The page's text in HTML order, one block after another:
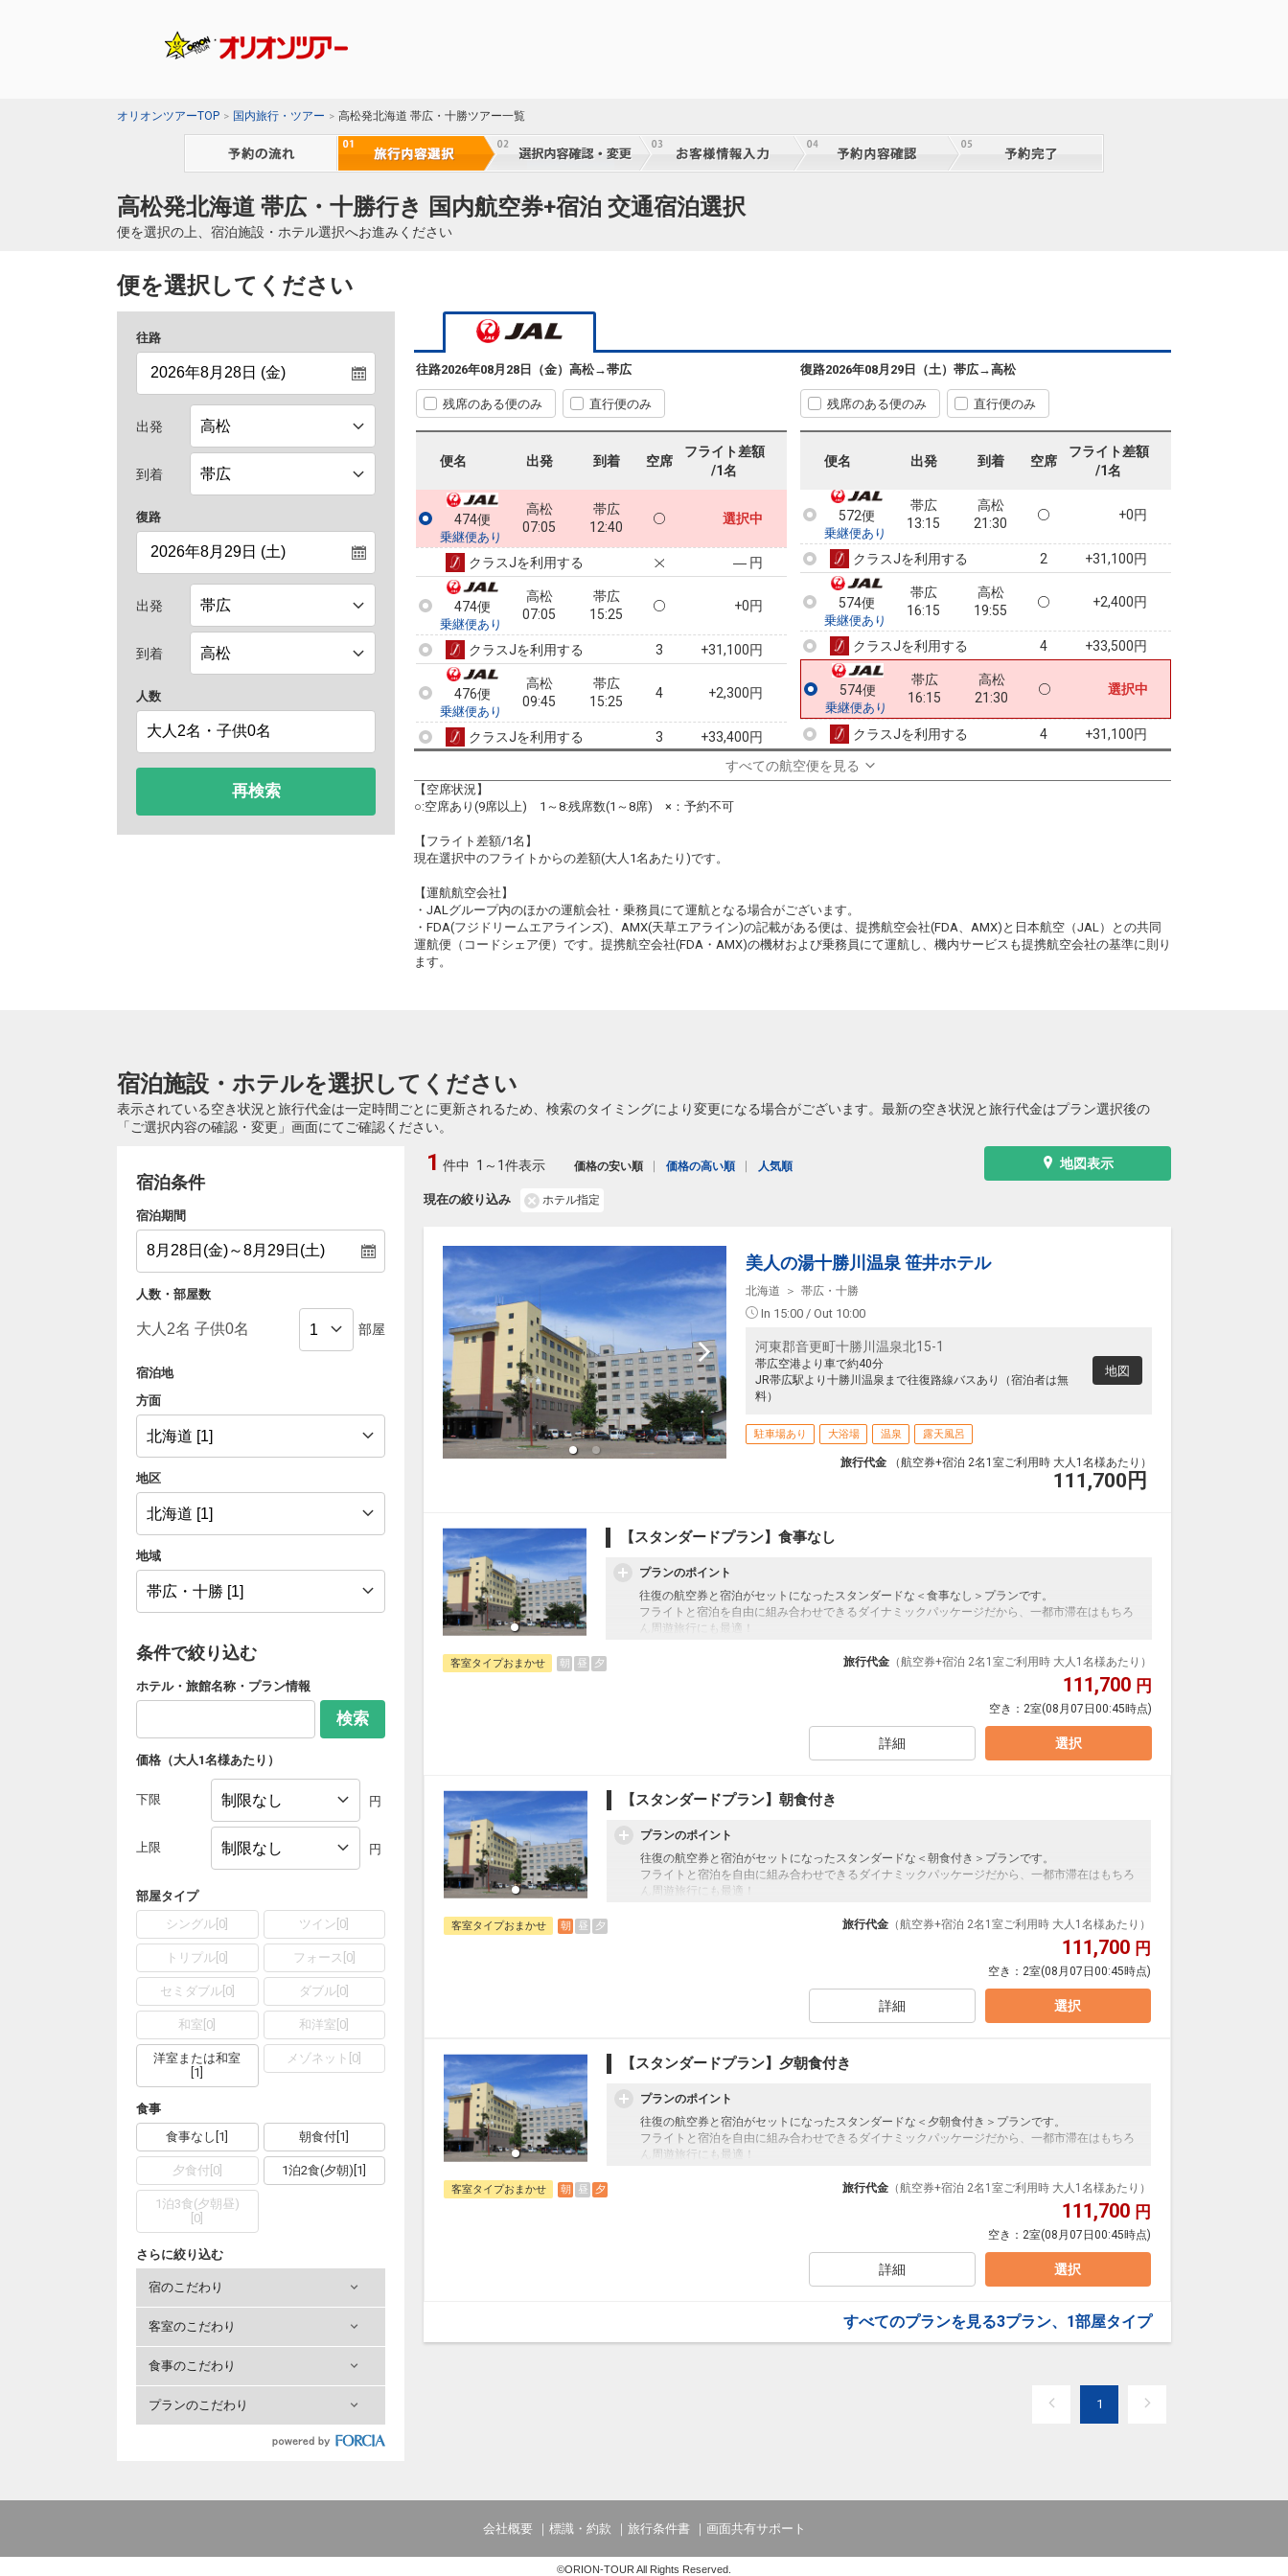
オリオンツアーTOP 国内旅行・ツアー 高松発北海道 帯広・十勝ツアー一覧
高松発北海道 帯広・十勝行き 国内航空券+宿泊 交通宿泊選択
便を選択の上、宿泊施設・ホテル選択へお進みください
便を選択してください
往路
出発
到着
復路
出発
到着
人数
再検索
往路2026年08月28日（金） 高松→帯広
残席のある便のみ 直行便のみ
便名 出発 到着 空席
フライト差額
/1名
474便
乗継便あり
高松
07:05
帯広
12:40
選択中
クラスJを利用する ― 円
474便
乗継便あり
高松
07:05
帯広
15:25
+0円
クラスJを利用する 3 +31,100円
476便
乗継便あり
高松
09:45
帯広
15:25
4 +2,300円
クラスJを利用する 3 +33,400円
478便
乗継便あり
3 +0円
478便
乗継便あり
高松
帯広
クラスJを利用する 4 +31,100円
480便
高松
帯広
+0円
クラスJを利用する
復路2026年08月29日（土） 帯広→高松
残席のある便のみ 直行便のみ
便名 出発 到着 空席
フライト差額
/1名
09:50
16:25
572便
帯広
13:15
高松
19:55
+2,400円
クラスJを利用する 3 +43,000円
572便
乗継便あり
帯広
13:15
高松
21:30
+0円
クラスJを利用する 2 +31,100円
574便
乗継便あり
帯広
16:15
高松
19:55
+2,400円
クラスJを利用する 4 +33,500円
574便
乗継便あり
帯広
16:15
高松
21:30
選択中
クラスJを利用する 4 +31,100円
すべての航空便を見る
【空席状況】
○:空席あり(9席以上) 1～8:残席数(1～8席) ×：予約不可
【フライト差額/1名】
現在選択中のフライトからの差額(大人1名あたり)です。
【運航航空会社】
・JALグループ内のほかの運航会社・乗務員にて運航となる場合がございます。
・FDA(フジドリームエアラインズ)、AMX(天草エアライン)の記載がある便は、提携航空会社(FDA、AMX)と日本航空（JAL）との共同
運航便（コードシェア便）です。提携航空会社(FDA・AMX)の機材および乗務員にて運航し、機内サービスも提携航空会社の基準に則り
ます。
宿泊施設・ホテルを選択してください
表示されている空き状況と旅行代金は一定時間ごとに更新されるため、検索のタイミングにより変更になる場合がございます。最新の空き状況と旅行代金はプラン選択後の
「ご選択内容の確認・変更」画面にてご確認ください。
宿泊条件
宿泊期間
人数・部屋数
部屋
宿泊地
方面
地区
地域
条件で絞り込む
ホテル・旅館名称・プラン情報
検索
価格（大人1名様あたり）
下限 円
上限 円
部屋タイプ
シングル 0 ツイン 0
トリプル 0 フォース 0]
セミダブル[ 0] ダブル 0
和室 0 和洋室 0
洋室または和室
1
メゾネット 0
食事
食事なし 1 朝食付 1
夕食付 0] 1泊2食(夕朝) 1
1泊3食(夕朝昼)
0
さらに絞り込む
宿のこだわり
客室のこだわり
食事のこだわり
プランのこだわり
地図表示
現在の絞り込み ホテル指定
1 件中 1～1件表示 価格の安い順 価格の高い順 人気順
美人の湯十勝川温泉 笹井ホテル
北海道 帯広・十勝
In 15:00 / Out 10:00
河東郡音更町十勝川温泉北15-1
帯広空港より車で約40分
JR帯広駅より十勝川温泉まで往復路線バスあり（宿泊者は無
料）
地図
駐車場あり 大浴場 温泉 露天風呂
旅行代金 （航空券+宿泊 2名1室ご利用時 大人1名様あたり）
111,700 円
【スタンダードプラン】食事なし
プランのポイント
往復の航空券と宿泊がセットになったスタンダードな＜食事なし＞プランです。
フライトと宿泊を自由に組み合わせできるダイナミックパッケージだから、一都市滞在はもちろ
ん周遊旅行にも最適！
フライトは、安心のJAL（またはJALグループ）確約！フライトマイル50%貯まります。
オプションでレンタカーや現地交通・体験プランなどの追加（同時予約）が可能なプランもござ
※施設使用料として3～5歳未就学児の添い寝のお子様は2,750円がかかります(現地払い)
客室タイプおまかせ 朝 昼 夕 旅行代金 （航空券+宿泊 2名1室ご利用時 大人1名様あたり）
111,700 円
空き： 2室(08月07日00:45時点)
詳細 選択
【スタンダードプラン】朝食付き
プランのポイント
往復の航空券と宿泊がセットになったスタンダードな＜朝食付き＞プランです。
フライトと宿泊を自由に組み合わせできるダイナミックパッケージだから、一都市滞在はもちろ
ん周遊旅行にも最適！
フライトは、安心のJAL（またはJALグループ）確約！フライトマイル50%貯まります。
オプションでレンタカーや現地交通・体験プランなどの追加（同時予約）が可能なプランもござ
※施設使用料として3～5歳未就学児の添い寝のお子様は2,750円がかかります(現地払い)
客室タイプおまかせ 朝 昼 夕 旅行代金 （航空券+宿泊 2名1室ご利用時 大人1名様あたり）
111,700 円
空き： 2室(08月07日00:45時点)
詳細 選択
【スタンダードプラン】夕朝食付き
プランのポイント
往復の航空券と宿泊がセットになったスタンダードな＜夕朝食付き＞プランです。
フライトと宿泊を自由に組み合わせできるダイナミックパッケージだから、一都市滞在はもちろ
ん周遊旅行にも最適！
フライトは、安心のJAL（またはJALグループ）確約！フライトマイル50%貯まります。
オプションでレンタカーや現地交通・体験プランなどの追加（同時予約）が可能なプランもござ
※施設使用料として3～5歳未就学児の添い寝のお子様は2,750円がかかります(現地払い)
客室タイプおまかせ 朝 昼 夕 旅行代金 （航空券+宿泊 2名1室ご利用時 大人1名様あたり）
111,700 円
空き： 2室(08月07日00:45時点)
詳細 選択
すべてのプランを見る3プラン、1部屋タイプ
1
会社概要 標識・約款 旅行条件書 画面共有サポート
©ORION-TOUR All Rights Reserved.